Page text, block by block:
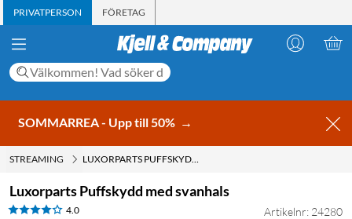
PRIVATPERSON FÖRETAG
SOMMARREA - Upp till 50% →
STREAMING LUXORPARTS PUFFSKYDD MED SVANHALS
Luxorparts Puffskydd med svanhals
4.0 Artikelnr: 24280